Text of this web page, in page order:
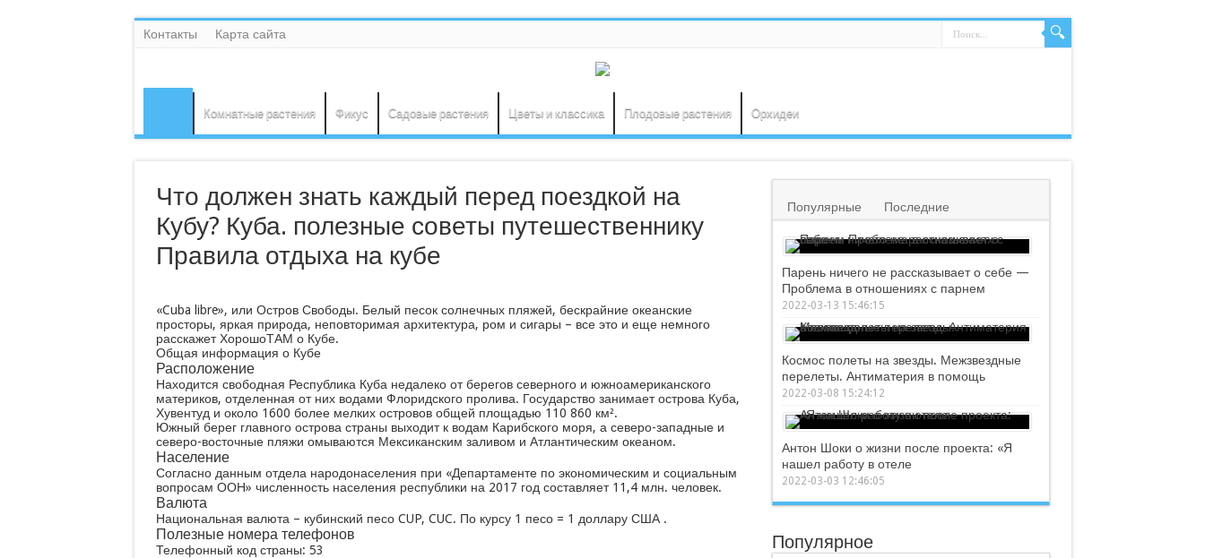
Контакты Карта сайта
Комнатные растения Фикус Садовые растения Цветы и классика Плодовые растения Орхидеи
Что должен знать каждый перед поездкой на
Кубу? Куба. полезные советы путешественнику
Правила отдыха на кубе
«Cuba libre», или Остров Свободы. Белый песок солнечных пляжей, бескрайние океанские
просторы, яркая природа, неповторимая архитектура, ром и сигары – все это и еще немного
расскажет ХорошоТАМ о Кубе.
Общая информация о Кубе
Расположение
Находится свободная Республика Куба недалеко от берегов северного и южноамериканского
материков, отделенная от них водами Флоридского пролива. Государство занимает острова Куба,
Хувентуд и около 1600 более мелких островов общей площадью 110 860 км².
Южный берег главного острова страны выходит к водам Карибского моря, а северо-западные и
северо-восточные пляжи омываются Мексиканским заливом и Атлантическим океаном.
Население
Согласно данным отдела народонаселения при «Департаменте по экономическим и социальным
вопросам ООН» численность населения республики на 2017 год составляет 11,4 млн. человек.
Валюта
Национальная валюта – кубинский песо CUP, CUC. По курсу 1 песо = 1 доллару США .
Полезные номера телефонов
Телефонный код страны: 53
Популярные Последние
Парень ничего не рассказывает о себе —
Проблема в отношениях с парнем
2022-03-13 15:46:15
Космос полеты на звезды. Межзвездные
перелеты. Антиматерия в помощь
2022-03-08 15:24:12
Антон Шоки о жизни после проекта: «Я
нашел работу в отеле
2022-03-03 12:46:05
Популярное